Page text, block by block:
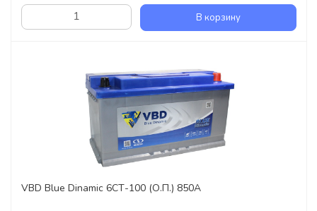
В корзину
VBD Blue Dinamic 6СТ-100 (О.П.) 850А